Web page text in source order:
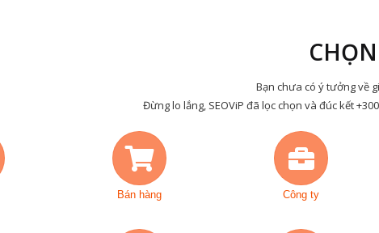
Bạn chưa có ý tưởng về
Đừng lo lắng, SEOViP đã lọc chọn và đúc kết
Bán hàng Công ty